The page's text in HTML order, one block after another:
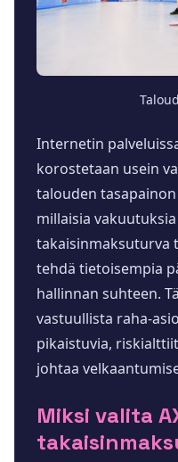
Internetin
korostetaan usein
talouden
millaisia
takaisinmaksuturva
tehdä tietoisempia
hallinnan suhteen.
vastuullista raha-
pikaistuvia,
johtaa
Miksi valita